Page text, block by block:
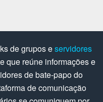
de grupos eservidores
que reúne informações e
de bate-papo do
de comunicação